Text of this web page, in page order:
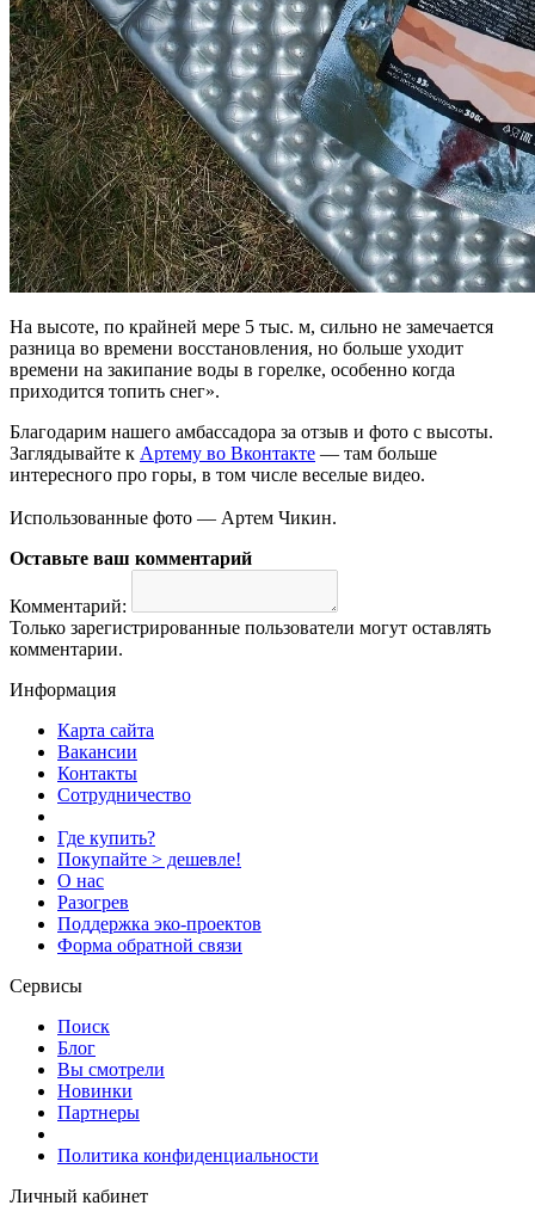
На высоте, по крайней мере 5 тыс. м, сильно не замечается
разница во времени восстановления, но больше уходит
времени на закипание воды в горелке, особенно когда
приходится топить снег».
Благодарим нашего амбассадора за отзыв и фото с высоты.
Заглядывайте к Артему во Вконтакте — там больше
интересного про горы, в том числе веселые видео.
Использованные фото — Артем Чикин.
Оставьте ваш комментарий
Комментарий:
Только зарегистрированные пользователи могут оставлять
комментарии.
Информация
Карта сайта
Вакансии
Контакты
Сотрудничество
Где купить?
Покупайте > дешевле!
О нас
Разогрев
Поддержка эко-проектов
Форма обратной связи
Сервисы
Поиск
Блог
Вы смотрели
Новинки
Партнеры
Политика конфиденциальности
Личный кабинет